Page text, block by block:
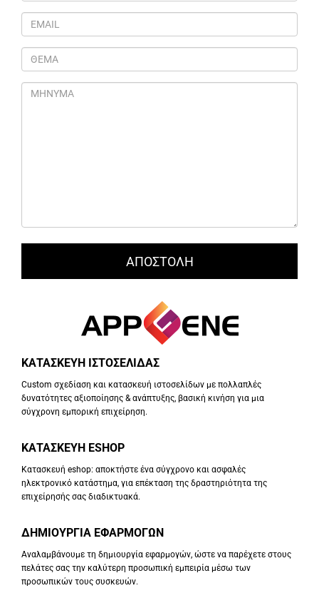
ΚΑΤΑΣΚΕΥΗ ΙΣΤΟΣΕΛΙΔΑΣ
Custom σχεδίαση και κατασκευή ιστοσελίδων με πολλαπλές
δυνατότητες αξιοποίησης & ανάπτυξης, βασική κινήση για μια
σύγχρονη εμπορική επιχείρηση.
ΚΑΤΑΣΚΕΥΗ ESHOP
Κατασκευή eshop: αποκτήστε ένα σύγχρονο και ασφαλές
ηλεκτρονικό κατάστημα, για επέκταση της δραστηριότητα της
επιχείρησής σας διαδικτυακά.
ΔΗΜΙΟΥΡΓΙΑ ΕΦΑΡΜΟΓΩΝ
Αναλαμβάνουμε τη δημιουργία εφαρμογών, ώστε να παρέχετε στους
πελάτες σας την καλύτερη προσωπική εμπειρία μέσω των
προσωπικών τους συσκευών.